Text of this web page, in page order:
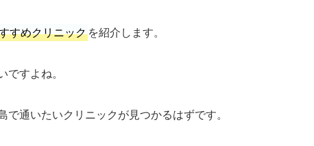
すめクリニックを紹介します。
すよね。
通いたいクリニックが見つかるはずです。